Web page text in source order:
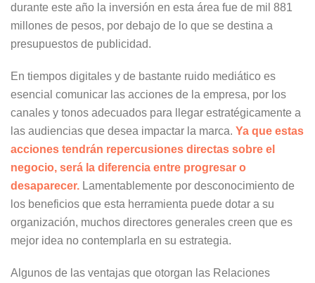
durante este año la inversión en esta área fue de mil 881
millones de pesos, por debajo de lo que se destina a
presupuestos de publicidad.
En tiempos digitales y de bastante ruido mediático es
esencial comunicar las acciones de la empresa, por los
canales y tonos adecuados para llegar estratégicamente a
las audiencias que desea impactar la marca. Ya que estas
acciones tendrán repercusiones directas sobre el
negocio, será la diferencia entre progresar o
desaparecer. Lamentablemente por desconocimiento de
los beneficios que esta herramienta puede dotar a su
organización, muchos directores generales creen que es
mejor idea no contemplarla en su estrategia.
Algunos de las ventajas que otorgan las Relaciones